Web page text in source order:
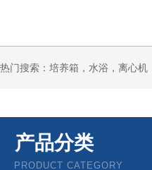
热门搜索：培养箱，水浴，离心机
产品分类
PRODUCT CATEGORY